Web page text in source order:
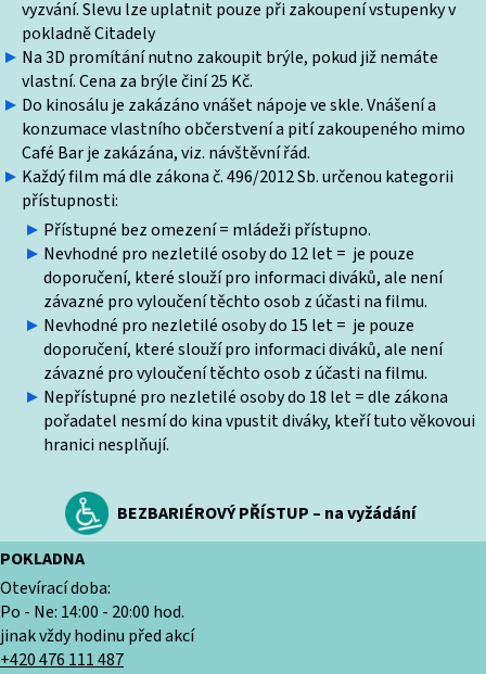
vyzvání. Slevu lze uplatnit pouze při zakoupení vstupenky v
pokladně Citadely
Na 3D promítání nutno zakoupit brýle, pokud již nemáte
vlastní. Cena za brýle činí 25 Kč.
Do kinosálu je zakázáno vnášet nápoje ve skle. Vnášení a
konzumace vlastního občerstvení a pití zakoupeného mimo
Café Bar je zakázána, viz. návštěvní řád.
Každý film má dle zákona č. 496/2012 Sb. určenou kategorii
přístupnosti:
Přístupné bez omezení = mládeži přístupno.
Nevhodné pro nezletilé osoby do 12 let = je pouze
doporučení, které slouží pro informaci diváků, ale není
závazné pro vyloučení těchto osob z účasti na filmu.
Nevhodné pro nezletilé osoby do 15 let = je pouze
doporučení, které slouží pro informaci diváků, ale není
závazné pro vyloučení těchto osob z účasti na filmu.
Nepřístupné pro nezletilé osoby do 18 let = dle zákona
pořadatel nesmí do kina vpustit diváky, kteří tuto věkovoui
hranici nesplňují.
BEZBARIÉROVÝ PŘÍSTUP – na vyžádání
POKLADNA
Otevírací doba:
Po - Ne: 14:00 - 20:00 hod.
jinak vždy hodinu před akcí
+420 476 111 487